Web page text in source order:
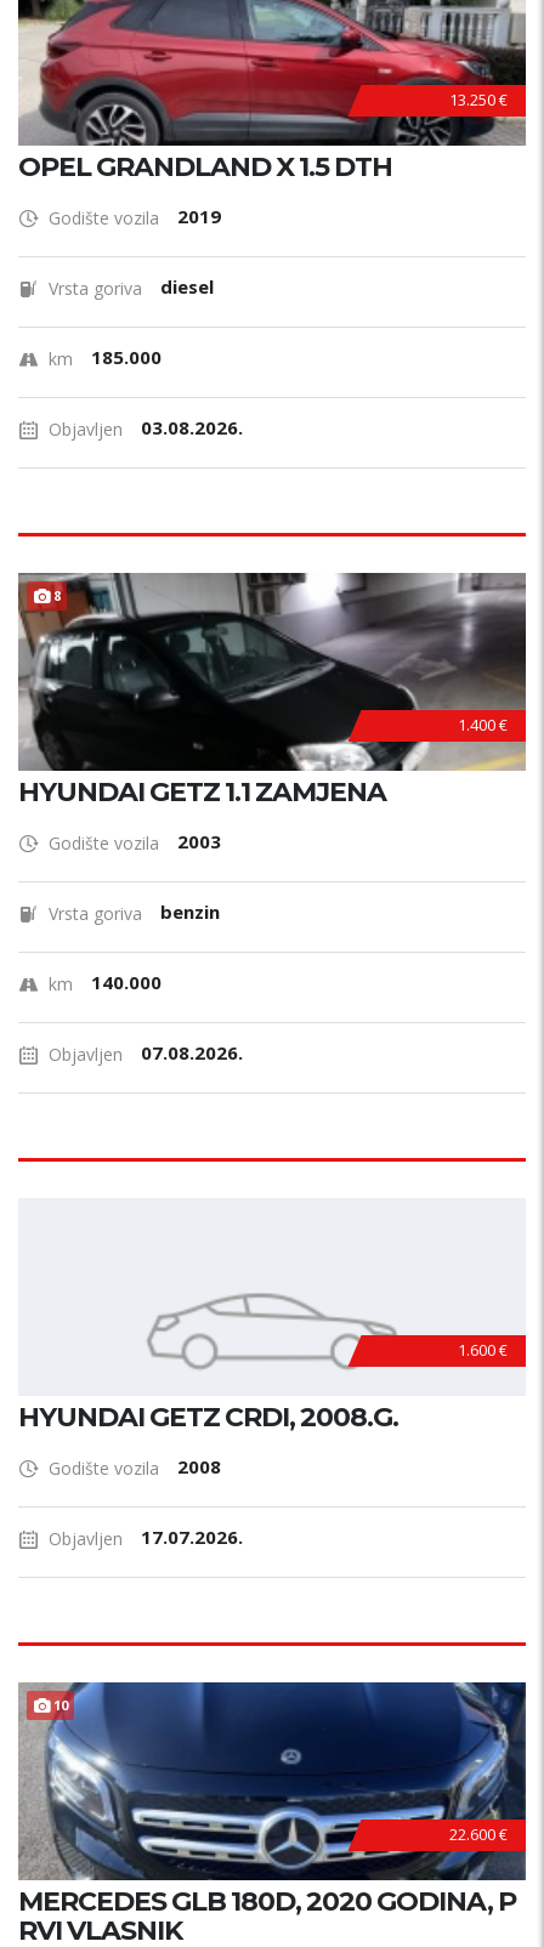
13.250 €
OPEL GRANDLAND X 1.5 DTH
Godište vozila 2019
Vrsta goriva diesel
km 185.000
Objavljen 03.08.2026.
8
1.400 €
HYUNDAI GETZ 1.1 ZAMJENA
Godište vozila 2003
Vrsta goriva benzin
km 140.000
Objavljen 07.08.2026.
1.600 €
HYUNDAI GETZ CRDI, 2008.G.
Godište vozila 2008
Objavljen 17.07.2026.
10
22.600 €
MERCEDES GLB 180D, 2020 GODINA, P
RVI VLASNIK